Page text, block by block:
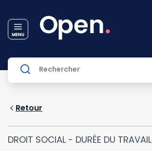
Retour
DROIT SOCIAL - DURÉE DU TRAVAIL